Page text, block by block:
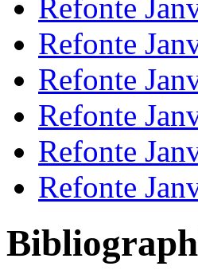
Refonte
Refonte
Refonte
Refonte
Refonte
Refonte